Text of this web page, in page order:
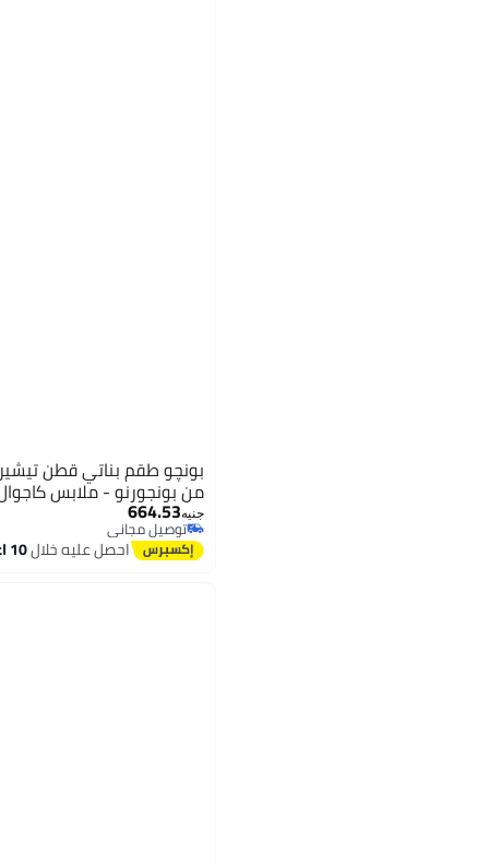
بونچو طقم بناتي قطن
من بونجورنو - ملابس
جنيه664.53
توصيل مجاني
توصيل مجانياحصل عليه خلال10 اغسطس